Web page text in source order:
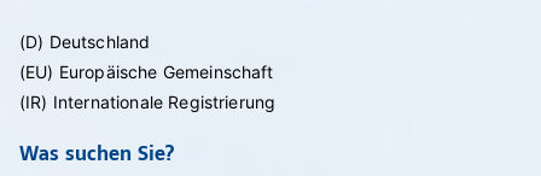
(D) Deutschland
(EU) Europäische Gemeinschaft
(IR) Internationale Registrierung
Was suchen Sie?